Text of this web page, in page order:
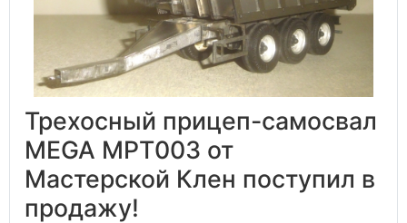
Трехосный прицеп-самосвал
MEGA MPT003 от
Мастерской Клен поступил в
продажу!